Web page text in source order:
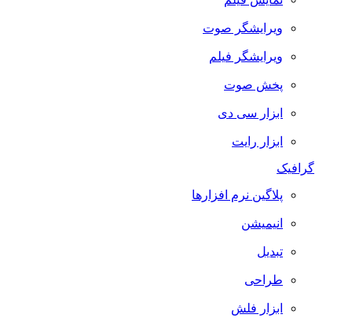
ویرایشگر صوت
ویرایشگر فیلم
پخش صوت
ابزار سی دی
ابزار رایت
گرافیک
پلاگین نرم افزارها
انیمیشن
تبدیل
طراحی
ابزار فلش